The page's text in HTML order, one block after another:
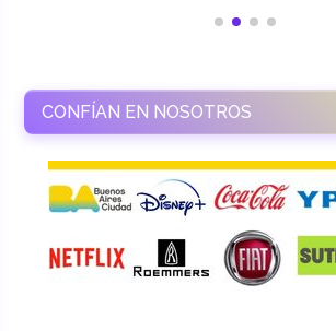
RAMASSO PRODUCTORA